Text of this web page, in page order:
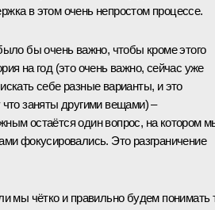
в этом очень непростом процессе.
бы очень важно, чтобы кроме этого
на год (это очень важно, сейчас уже
себе разные варианты, и это
что заняты другими вещами) –
остаётся один вопрос, на котором
фокусировались. Это разграничение
мы чётко и правильно будем понимать